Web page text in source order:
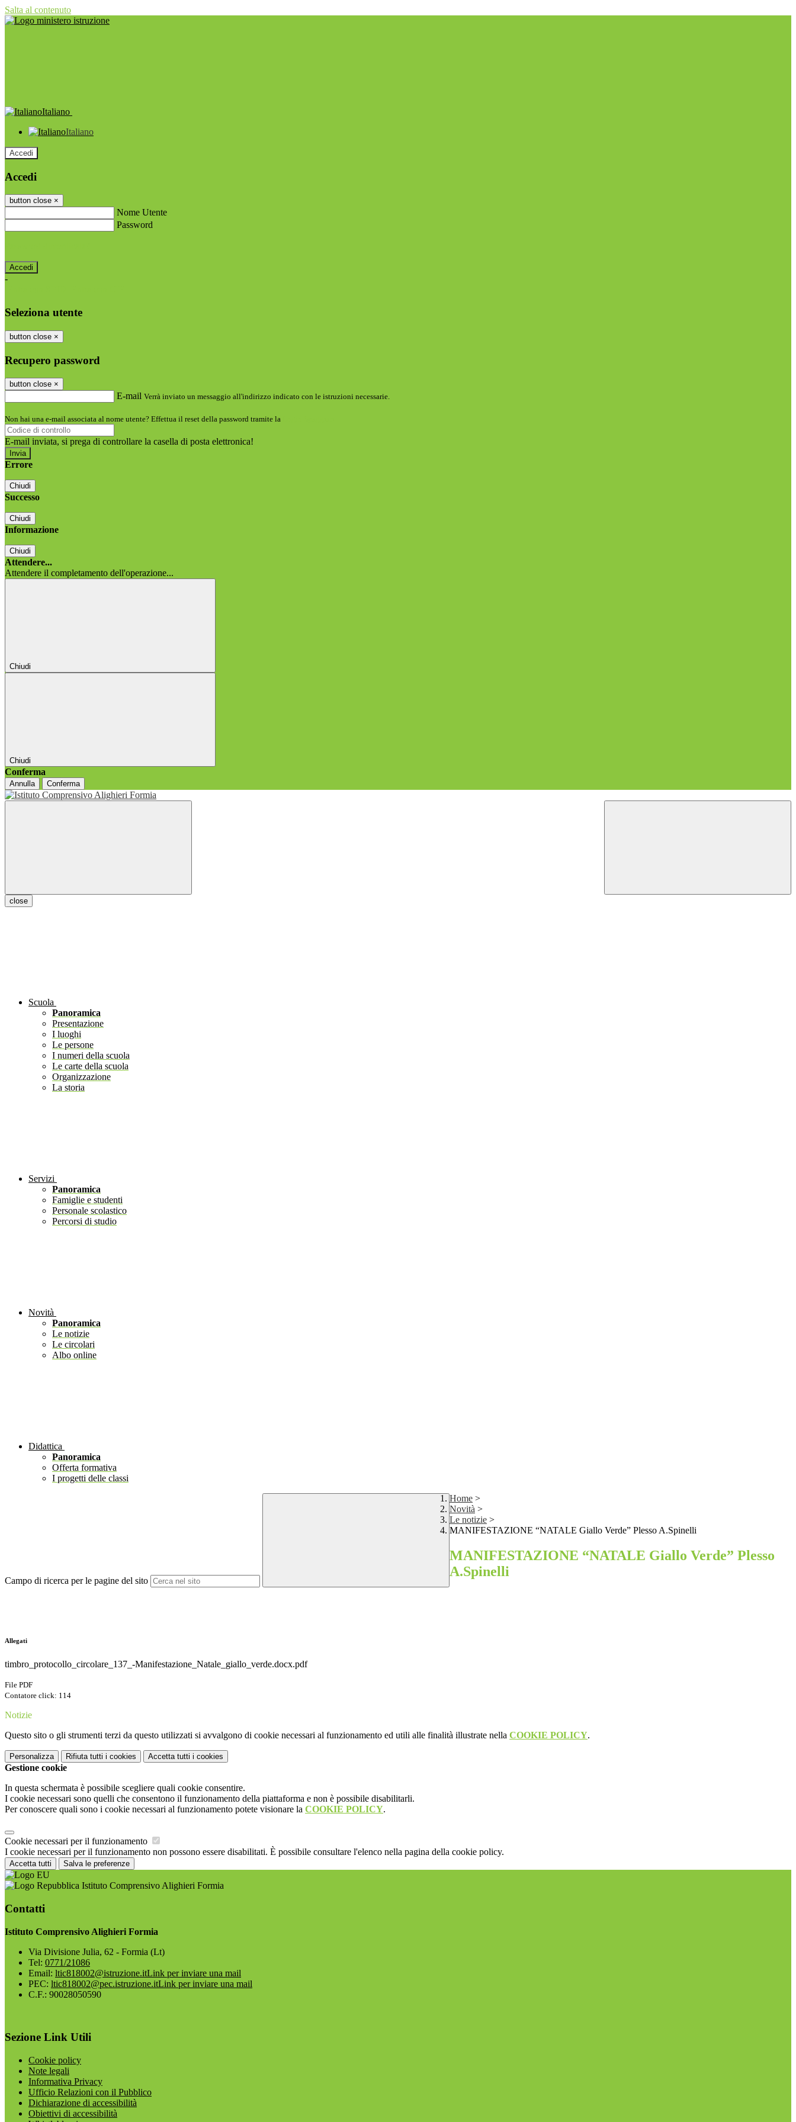
Salta al contenuto
Italiano
Italiano
Accedi
Accedi
button close ×
Nome Utente
Password
-
Seleziona utente
button close ×
Recupero password
button close ×
E-mail Verrà inviato un messaggio all'indirizzo indicato con le istruzioni necessarie.
Non hai una e-mail associata al nome utente? Effettua il reset della password tramite la
E-mail inviata, si prega di controllare la casella di posta elettronica!
Errore
Chiudi
Successo
Chiudi
Informazione
Chiudi
Attendere...
Attendere il completamento dell'operazione...
Chiudi
Chiudi
Conferma
Annulla Conferma
close
Scuola
Panoramica
Presentazione
I luoghi
Le persone
I numeri della scuola
Le carte della scuola
Organizzazione
La storia
Servizi
Panoramica
Famiglie e studenti
Personale scolastico
Percorsi di studio
Novità
Panoramica
Le notizie
Le circolari
Albo online
Didattica
Panoramica
Offerta formativa
I progetti delle classi
Campo di ricerca per le pagine del sito
Home >
Novità >
Le notizie >
MANIFESTAZIONE “NATALE Giallo Verde” Plesso A.Spinelli
MANIFESTAZIONE “NATALE Giallo Verde” Plesso
A.Spinelli
Allegati
timbro_protocollo_circolare_137_-Manifestazione_Natale_giallo_verde.docx.pdf
File PDF
Contatore click: 114
Notizie
Questo sito o gli strumenti terzi da questo utilizzati si avvalgono di cookie necessari al funzionamento ed utili alle finalità illustrate nella COOKIE POLICY.
Personalizza Rifiuta tutti i cookies Accetta tutti i cookies
Gestione cookie
In questa schermata è possibile scegliere quali cookie consentire.
I cookie necessari sono quelli che consentono il funzionamento della piattaforma e non è possibile disabilitarli.
Per conoscere quali sono i cookie necessari al funzionamento potete visionare la COOKIE POLICY.
Cookie necessari per il funzionamento
I cookie necessari per il funzionamento non possono essere disabilitati. È possibile consultare l'elenco nella pagina della cookie policy.
Accetta tutti Salva le preferenze
Istituto Comprensivo Alighieri Formia
Contatti
Istituto Comprensivo Alighieri Formia
Via Divisione Julia, 62 - Formia (Lt)
Tel: 0771/21086
Email: ltic818002@istruzione.itLink per inviare una mail
PEC: ltic818002@pec.istruzione.itLink per inviare una mail
C.F.: 90028050590
Sezione Link Utili
Cookie policy
Note legali
Informativa Privacy
Ufficio Relazioni con il Pubblico
Dichiarazione di accessibilità
Obiettivi di accessibilità